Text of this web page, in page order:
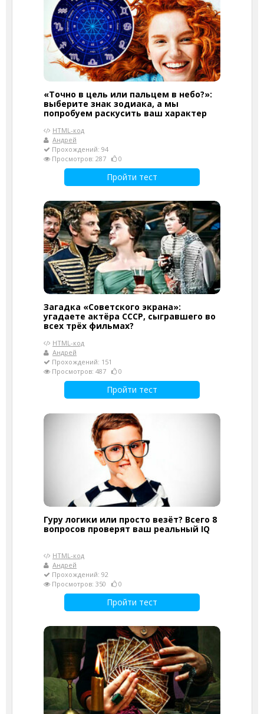
«Точно в цель или пальцем в небо?»:
выберите знак зодиака, а мы
попробуем раскусить ваш характер
HTML-код
Андрей
Прохождений: 94
Просмотров: 287
0
Пройти тест
Загадка «Советского экрана»:
угадаете актёра СССР, сыгравшего во
всех трёх фильмах?
HTML-код
Андрей
Прохождений: 151
Просмотров: 487
0
Пройти тест
Гуру логики или просто везёт? Всего 8
вопросов проверят ваш реальный IQ
HTML-код
Андрей
Прохождений: 92
Просмотров: 350
0
Пройти тест